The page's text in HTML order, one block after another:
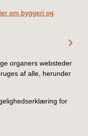
om byggeri og
organers websteder
af alle, herunder
for